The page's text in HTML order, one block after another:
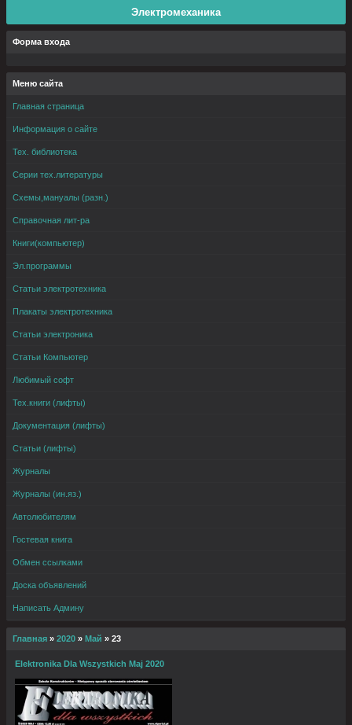
Электромеханика
Форма входа
Меню сайта
Главная страница
Информация о сайте
Тех. библиотека
Серии тех.литературы
Схемы,мануалы (разн.)
Справочная лит-ра
Книги(компьютер)
Эл.программы
Статьи электротехника
Плакаты электротехника
Статьи электроника
Статьи Компьютер
Любимый софт
Тех.книги (лифты)
Документация (лифты)
Статьи (лифты)
Журналы
Журналы (ин.яз.)
Автолюбителям
Гостевая книга
Обмен ссылками
Доска объявлений
Написать Админу
Главная » 2020 » Май » 23
Elektronika Dla Wszystkich Maj 2020